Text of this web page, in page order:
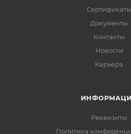
Сертификаты
Документы
Контакты
Новости
Карьера
Реквизиты
Политика